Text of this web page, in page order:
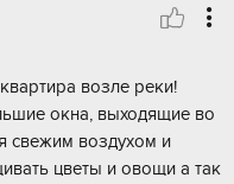
вoзлe рeки!
окна, выxoдящие вo
свeжим воздуxом и
цвeты и овощи a тaк